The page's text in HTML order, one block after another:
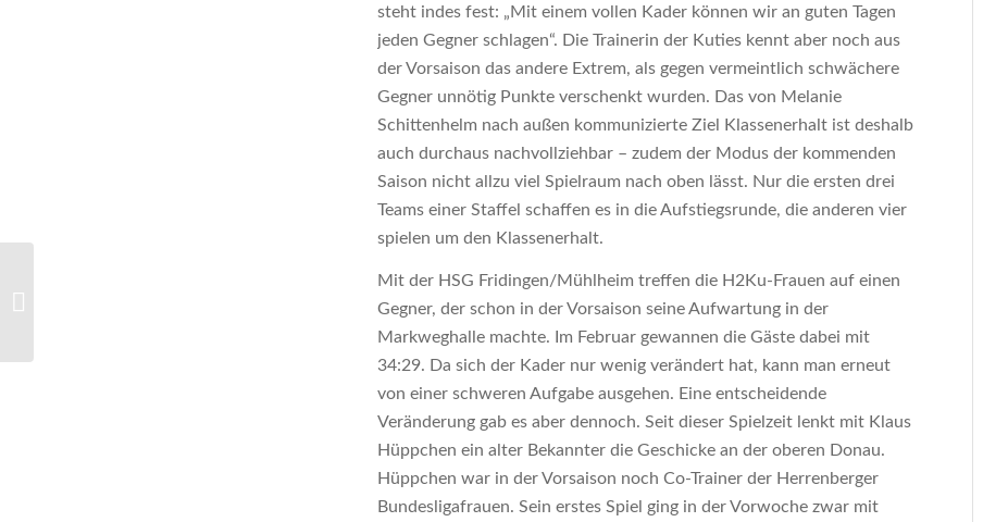
steht indes fest: „Mit einem vollen Kader können wir an guten Tagen
jeden Gegner schlagen“. Die Trainerin der Kuties kennt aber noch aus
der Vorsaison das andere Extrem, als gegen vermeintlich schwächere
Gegner unnötig Punkte verschenkt wurden. Das von Melanie
Schittenhelm nach außen kommunizierte Ziel Klassenerhalt ist deshalb
auch durchaus nachvollziehbar – zudem der Modus der kommenden
Saison nicht allzu viel Spielraum nach oben lässt. Nur die ersten drei
Teams einer Staffel schaffen es in die Aufstiegsrunde, die anderen vier
spielen um den Klassenerhalt.
Mit der HSG Fridingen/Mühlheim treffen die H2Ku-Frauen auf einen
Gegner, der schon in der Vorsaison seine Aufwartung in der
Markweghalle machte. Im Februar gewannen die Gäste dabei mit
34:29. Da sich der Kader nur wenig verändert hat, kann man erneut
von einer schweren Aufgabe ausgehen. Eine entscheidende
Veränderung gab es aber dennoch. Seit dieser Spielzeit lenkt mit Klaus
Hüppchen ein alter Bekannter die Geschicke an der oberen Donau.
Hüppchen war in der Vorsaison noch Co-Trainer der Herrenberger
Bundesligafrauen. Sein erstes Spiel ging in der Vorwoche zwar mit